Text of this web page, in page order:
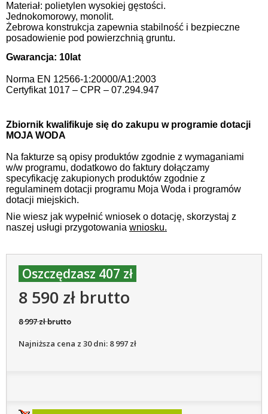
Materiał: polietylen wysokiej gęstości.
Jednokomorowy, monolit.
Żebrowa konstrukcja zapewnia stabilność i bezpieczne
posadowienie pod powierzchnią gruntu.
Gwarancja: 10lat
Norma EN 12566-1:20000/A1:2003
Certyfikat 1017 – CPR – 07.294.947
Zbiornik kwalifikuje się do zakupu w programie dotacji
MOJA WODA
Na fakturze są opisy produktów zgodnie z wymaganiami
w/w programu, dodatkowo do faktury dołączamy
specyfikację zakupionych produktów zgodnie z
regulaminem dotacji programu Moja Woda i programów
dotacji miejskich.
Nie wiesz jak wypełnić wniosek o dotację, skorzystaj z
naszej usługi przygotowania wniosku.
Oszczędzasz 407 zł
8 590 zł brutto
8 997 zł brutto
Najniższa cena z 30 dni: 8 997 zł